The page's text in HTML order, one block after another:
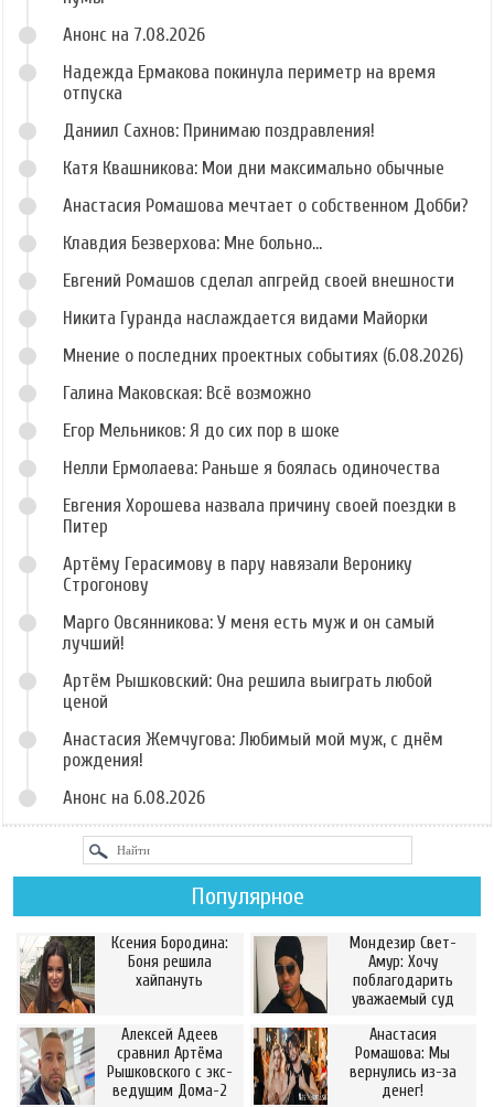
Анонс на 7.08.2026
Надежда Ермакова покинула периметр на время
отпуска
Даниил Сахнов: Принимаю поздравления!
Катя Квашникова: Мои дни максимально обычные
Анастасия Ромашова мечтает о собственном Добби?
Клавдия Безверхова: Мне больно...
Евгений Ромашов сделал апгрейд своей внешности
Никита Гуранда наслаждается видами Майорки
Мнение о последних проектных событиях (6.08.2026)
Галина Маковская: Всё возможно
Егор Мельников: Я до сих пор в шоке
Нелли Ермолаева: Раньше я боялась одиночества
Евгения Хорошева назвала причину своей поездки в
Питер
Артёму Герасимову в пару навязали Веронику
Строгонову
Марго Овсянникова: У меня есть муж и он самый
лучший!
Артём Рышковский: Она решила выиграть любой
ценой
Анастасия Жемчугова: Любимый мой муж, с днём
рождения!
Анонс на 6.08.2026
Популярное
Ксения Бородина:
Боня решила
хайпануть
Мондезир Свет-
Амур: Хочу
поблагодарить
уважаемый суд
Алексей Адеев
сравнил Артёма
Рышковского с экс-
ведущим Дома-2
Анастасия
Ромашова: Мы
вернулись из-за
денег!